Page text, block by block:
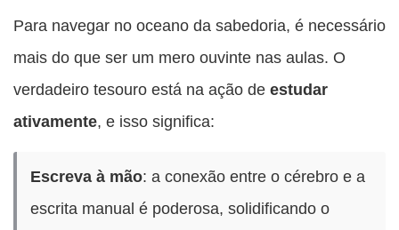
Para navegar no oceano da sabedoria, é necessário
mais do que ser um mero ouvinte nas aulas. O
verdadeiro tesouro está na ação de estudar
ativamente, e isso significa:
Escreva à mão: a conexão entre o cérebro e a
escrita manual é poderosa, solidificando o